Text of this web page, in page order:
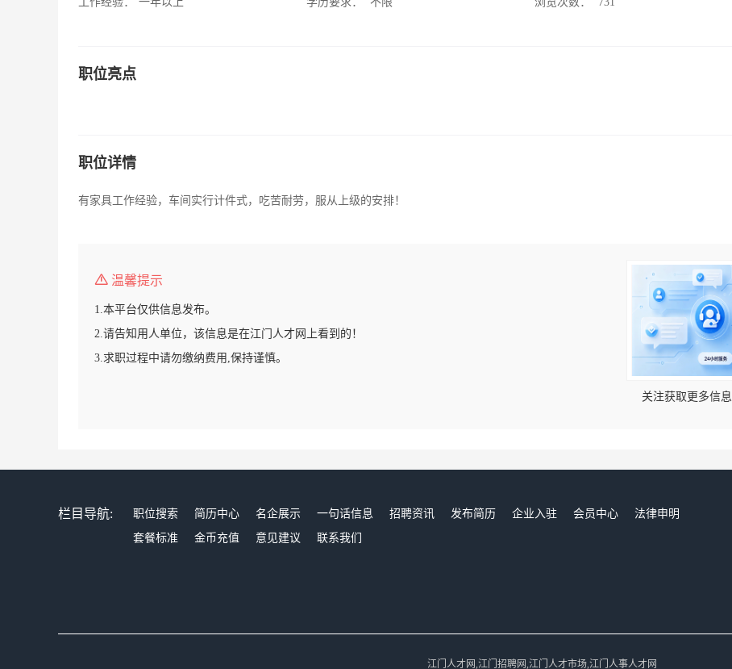
职位亮点
职位详情
有家具工作经验，车间实行计件式，吃苦耐劳，服从上级的安排！
温馨提示
1.本平台仅供信息发布。
2.请告知用人单位，该信息是在江门人才网上看到的！
3.求职过程中请勿缴纳费用,保持谨慎。
关注获取更多信息
栏目导航: 职位搜索 简历中心 名企展示 一句话信息 招聘资讯 发布简历 企业入驻 会员中心
法律申明
套餐标准
金币充值 意见建议 联系我们
江门人才网,江门招聘网,江门人才市场,江门人事人才网